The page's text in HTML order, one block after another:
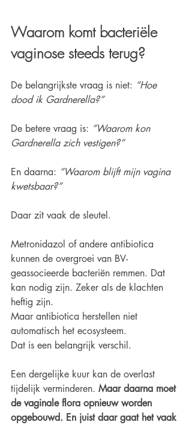
Waarom komt bacteriële
vaginose steeds terug?
De belangrijkste vraag is niet: “Hoe
dood ik Gardnerella?”
De betere vraag is: “Waarom kon
Gardnerella zich vestigen?”
En daarna: “Waarom blijft mijn vagina
kwetsbaar?”
Daar zit vaak de sleutel.
Metronidazol of andere antibiotica
kunnen de overgroei van BV-
geassocieerde bacteriën remmen. Dat
kan nodig zijn. Zeker als de klachten
heftig zijn.
Maar antibiotica herstellen niet
automatisch het ecosysteem.
Dat is een belangrijk verschil.
Een dergelijke kuur kan de overlast
tijdelijk verminderen. Maar daarna moet
de vaginale flora opnieuw worden
opgebouwd. En juist daar gaat het vaak